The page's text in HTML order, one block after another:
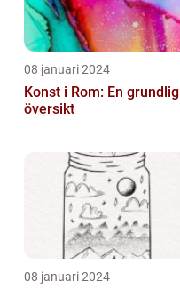
08 januari 2024
Konst i Rom: En grundlig
översikt
08 januari 2024